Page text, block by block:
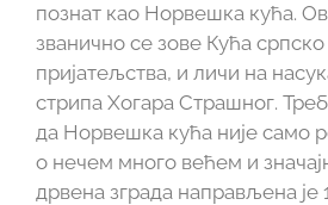
познат као Норвешка кућа.
званично се зове Кућа
пријатељства, и личи на
стрипа Хогара Страшног.
да Норвешка кућа није само
о нечем много већем и
дрвена зграда направљена је